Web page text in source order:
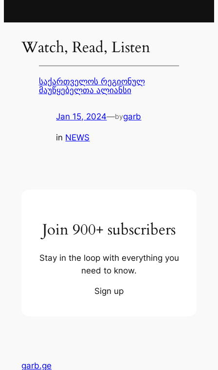
Watch, Read, Listen
საქართველოს რეგიონულ
მაუწყებელთა ალიანსი
Jan 15, 2024—bygarb
in NEWS
Join 900+ subscribers
Stay in the loop with everything you
need to know.
Sign up
garb.ge